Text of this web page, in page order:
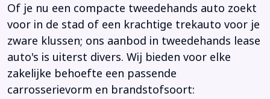
Of je nu een compacte tweedehands auto zoekt
voor in de stad of een krachtige trekauto voor je
zware klussen; ons aanbod in tweedehands lease
auto's is uiterst divers. Wij bieden voor elke
zakelijke behoefte een passende
carrosserievorm en brandstofsoort: